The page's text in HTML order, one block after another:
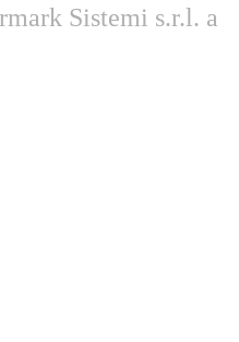
Sistemi s.r.l. a